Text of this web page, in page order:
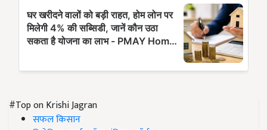
#Top on Krishi Jagran
सफल किसान